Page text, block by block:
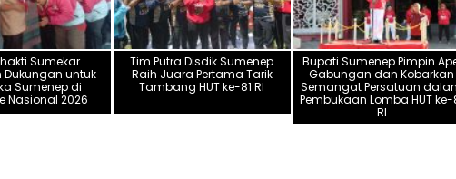
Sumekar
Dukungan untuk
Sumenep di
Nasional 2026
Tim Putra Disdik Sumenep
Raih Juara Pertama Tarik
Tambang HUT ke-81 RI
Bupati Sumenep Pimpin
Gabungan dan Kobarkan
Semangat Persatuan
Pembukaan Lomba HUT ke-
RI